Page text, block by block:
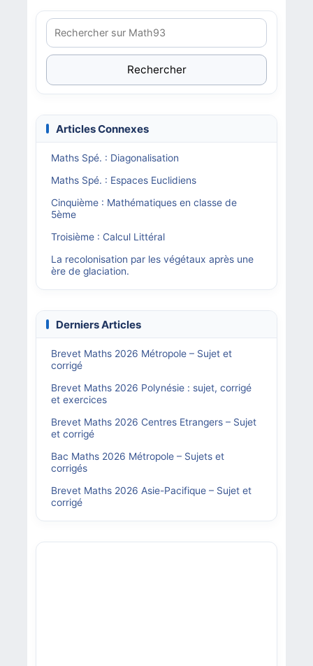
Rechercher
Articles Connexes
Maths Spé. : Diagonalisation
Maths Spé. : Espaces Euclidiens
Cinquième : Mathématiques en classe de
5ème
Troisième : Calcul Littéral
La recolonisation par les végétaux après une
ère de glaciation.
Derniers Articles
Brevet Maths 2026 Métropole – Sujet et
corrigé
Brevet Maths 2026 Polynésie : sujet, corrigé
et exercices
Brevet Maths 2026 Centres Etrangers – Sujet
et corrigé
Bac Maths 2026 Métropole – Sujets et
corrigés
Brevet Maths 2026 Asie-Pacifique – Sujet et
corrigé